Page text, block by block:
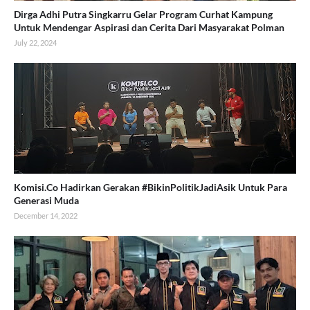
Dirga Adhi Putra Singkarru Gelar Program Curhat Kampung
Untuk Mendengar Aspirasi dan Cerita Dari Masyarakat Polman
July 22, 2024
Komisi.Co Hadirkan Gerakan #BikinPolitikJadiAsik Untuk Para
Generasi Muda
December 14, 2022